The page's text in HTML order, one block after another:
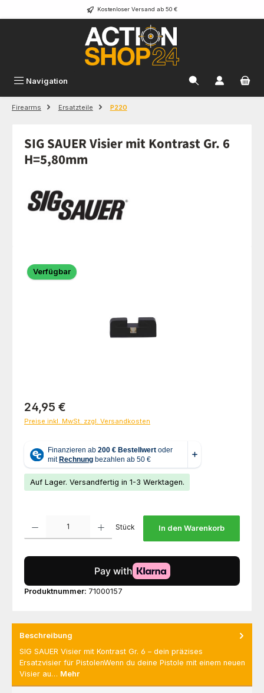
Zum Hauptinhalt springen Kostenloser Versand ab 50 €
Navigation
Firearms Ersatzteile P220
SIG SAUER Visier mit Kontrast Gr. 6
H=5,80mm
Bildergalerie überspringen
Verfügbar
Regulärer Preis:
24,95 €
Preise inkl. MwSt. zzgl. Versandkosten
Auf Lager. Versandfertig in 1-3 Werktagen.
Stück In den Warenkorb
Produktnummer: 71000157
Beschreibung
SIG SAUER Visier mit Kontrast Gr. 6 – dein präzises
Ersatzvisier für PistolenWenn du deine Pistole mit einem neuen
Visier au… Mehr